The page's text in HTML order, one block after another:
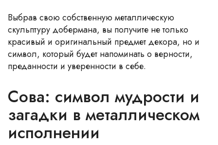
Выбрав свою собственную металлическую
скульптуру добермана, вы получите не только
красивый и оригинальный предмет декора, но и
символ, который будет напоминать о верности,
преданности и уверенности в себе.
Сова: символ мудрости и
загадки в металлическом
исполнении